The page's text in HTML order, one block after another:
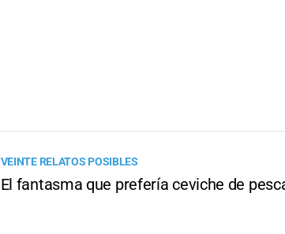
VEINTE RELATOS POSIBLES
El fantasma que prefería ceviche de